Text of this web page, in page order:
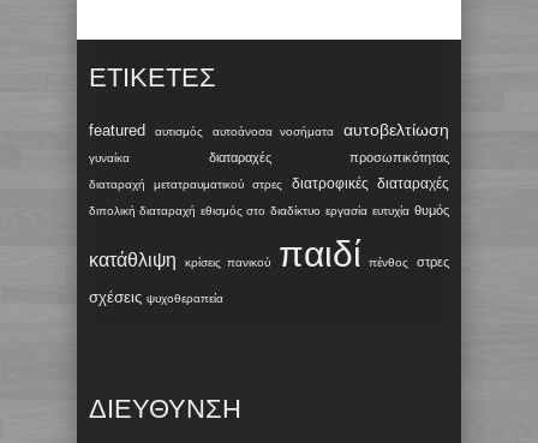
ΕΤΙΚΈΤΕΣ
featured αυτισμός αυτοάνοσα νοσήματα αυτοβελτίωση
γυναίκα διαταραχές προσωπικότητας
διαταραχή μετατραυματικού στρες διατροφικές διαταραχές
διπολική διαταραχή εθισμός στο διαδίκτυο εργασία ευτυχία θυμός
κατάθλιψη κρίσεις πανικού παιδί πένθος στρες
σχέσεις ψυχοθεραπεία
ΔΙΕΥΘΥΝΣΗ